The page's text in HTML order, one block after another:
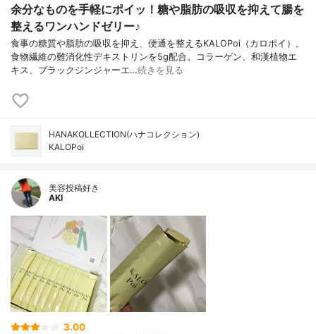
余分なものを手軽にポイッ！糖や脂肪の吸収を抑えて腸を
整えるワンハンドゼリー♪
食事の糖質や脂肪の吸収を抑え、便通を整えるKALOPoi（カロポイ）。
食物繊維の難消化性デキストリンを5g配合。コラーゲン、和漢植物エ
キス、ブラックジンジャーエ…続きを見る
HANAKOLLECTION(ハナコレクション)
KALOPoi
美容投稿好き
AKI
3.00